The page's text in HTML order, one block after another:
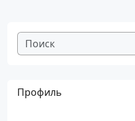
Профиль